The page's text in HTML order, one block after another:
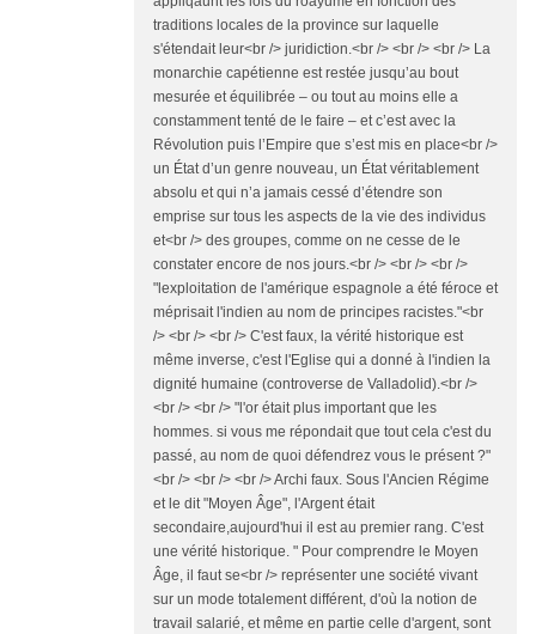
traditions locales de la province sur laquelle
s'étendait leur<br /> juridiction.<br /> <br /> <br /> La
monarchie capétienne est restée jusqu’au bout
mesurée et équilibrée – ou tout au moins elle a
constamment tenté de le faire – et c’est avec la
Révolution puis l’Empire que s’est mis en place<br />
un État d’un genre nouveau, un État véritablement
absolu et qui n’a jamais cessé d’étendre son
emprise sur tous les aspects de la vie des individus
et<br /> des groupes, comme on ne cesse de le
constater encore de nos jours.<br /> <br /> <br />
"lexploitation de l'amérique espagnole a été féroce et
méprisait l'indien au nom de principes racistes."<br
/> <br /> <br /> C'est faux, la vérité historique est
même inverse, c'est l'Eglise qui a donné à l'indien la
dignité humaine (controverse de Valladolid).<br />
<br /> <br /> "l'or était plus important que les
hommes. si vous me répondait que tout cela c'est du
passé, au nom de quoi défendrez vous le présent ?"
<br /> <br /> <br /> Archi faux. Sous l'Ancien Régime
et le dit "Moyen Âge", l'Argent était
secondaire,aujourd'hui il est au premier rang. C'est
une vérité historique. " Pour comprendre le Moyen
Âge, il faut se<br /> représenter une société vivant
sur un mode totalement différent, d'où la notion de
travail salarié, et même en partie celle d'argent, sont